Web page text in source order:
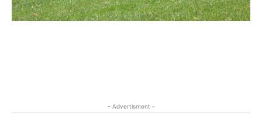
- Advertisment -